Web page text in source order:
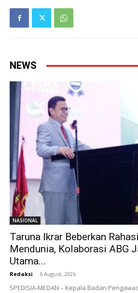
NEWS
NASIONAL
Taruna Ikrar Beberkan
Mendunia, Kolaborasi ABG
Utama...
Redaksi - 6 August, 2026
SPEDISIA-MEDAN – Kepala Badan